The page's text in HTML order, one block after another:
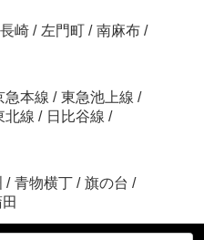
長崎 / 左門町 / 南麻布 /
急本線 / 東急池上線 /
北線 / 日比谷線 /
/ 青物横丁 / 旗の台 /